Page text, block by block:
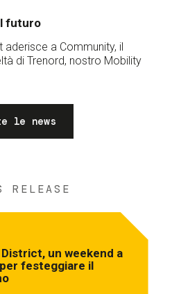
futuro
aderisce a Community, il
di Trenord, nostro Mobility
le news
RELEASE
un weekend a
festeggiare il